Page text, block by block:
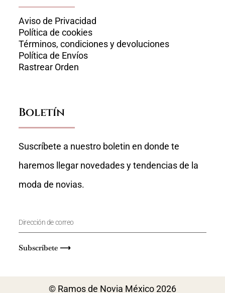
Aviso de Privacidad
Política de cookies
Términos, condiciones y devoluciones
Política de Envíos
Rastrear Orden
Boletín
Suscríbete a nuestro boletin en donde te
haremos llegar novedades y tendencias de la
moda de novias.
Subscríbete ⟶
© Ramos de Novia México 2026